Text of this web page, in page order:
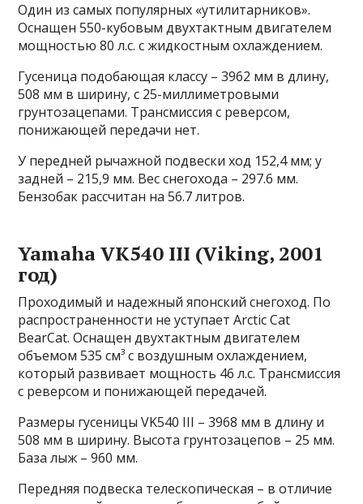
Один из самых популярных «утилитарников».
Оснащен 550-кубовым двухтактным двигателем
мощностью 80 л.с. с жидкостным охлаждением.
Гусеница подобающая классу – 3962 мм в длину,
508 мм в ширину, с 25-миллиметровыми
грунтозацепами. Трансмиссия с реверсом,
понижающей передачи нет.
У передней рычажной подвески ход 152,4 мм; у
задней – 215,9 мм. Вес снегохода – 297.6 мм.
Бензобак рассчитан на 56.7 литров.
Yamaha VK540 III (Viking, 2001
год)
Проходимый и надежный японский снегоход. По
распространенности не уступает Arctic Cat
BearCat. Оснащен двухтактным двигателем
объемом 535 см³ с воздушным охлаждением,
который развивает мощность 46 л.с. Трансмиссия
с реверсом и понижающей передачей.
Размеры гусеницы VK540 III – 3968 мм в длину и
508 мм в ширину. Высота грунтозацепов – 25 мм.
База лыж – 960 мм.
Передняя подвеска телескопическая – в отличие